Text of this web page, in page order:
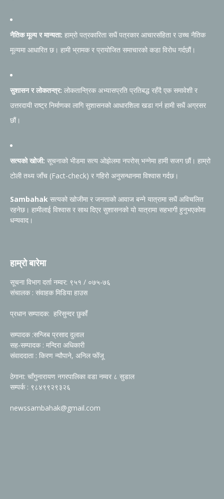
नैतिक मूल्य र मान्यता: हाम्रो पत्रकारिता सधैं पत्रकार आचारसंहिता र उच्च नैतिक
मूल्यमा आधारित छ। हामी भ्रामक र प्रायोजित समाचारको कडा विरोध गर्दछौं।
सुशासन र लोकतन्त्र: लोकतान्त्रिक अभ्यासप्रति प्रतिबद्ध रहँदै एक समावेशी र
उत्तरदायी राष्ट्र निर्माणका लागि सुशासनको आधारशिला खडा गर्न हामी सधैं अग्रसर
छौं।
सत्यको खोजी: सूचनाको भीडमा सत्य ओझेलमा नपरोस् भन्नेमा हामी सजग छौं। हाम्रो
टोली तथ्य जाँच (Fact-check) र गहिरो अनुसन्धानमा विश्वास गर्दछ।
Sambahak सत्यको खोजीमा र जनताको आवाज बन्ने यात्रामा सधैं अविचलित
रहनेछ। हामीलाई विश्वास र साथ दिएर सुशासनको यो यात्रामा सहभागी हुनुभएकोमा
धन्यवाद।
हाम्रो बारेमा
सूचना विभाग दर्ता नम्वर: ९५१ / ०७५-७६
संचालक : संवाहक मिडिया हाउस
प्रधान सम्पादक: हरिसुन्दर छुकाँ
सम्पादक :सन्जिब प्रसाद दुलाल
सह-सम्पादक : मन्दिरा अधिकारी
संवाददाता : किरण न्यौपाने, अनिल फोँजू
ठेगाना: चाँगुनारायण नगरपालिका वडा नम्वर ८ सुडाल
सम्पर्क : ९८४९९२९३२६
newssambahak@gmail.com